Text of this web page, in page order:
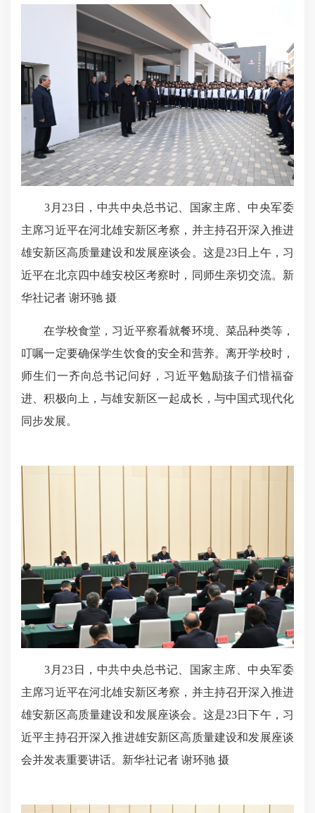
3月23日，中共中央总书记、国家主席、中央军委
主席习近平在河北雄安新区考察，并主持召开深入推进
雄安新区高质量建设和发展座谈会。这是23日上午，习
近平在北京四中雄安校区考察时，同师生亲切交流。新
华社记者 谢环驰 摄
在学校食堂，习近平察看就餐环境、菜品种类等，
叮嘱一定要确保学生饮食的安全和营养。离开学校时，
师生们一齐向总书记问好，习近平勉励孩子们惜福奋
进、积极向上，与雄安新区一起成长，与中国式现代化
同步发展。
3月23日，中共中央总书记、国家主席、中央军委
主席习近平在河北雄安新区考察，并主持召开深入推进
雄安新区高质量建设和发展座谈会。这是23日下午，习
近平主持召开深入推进雄安新区高质量建设和发展座谈
会并发表重要讲话。新华社记者 谢环驰 摄